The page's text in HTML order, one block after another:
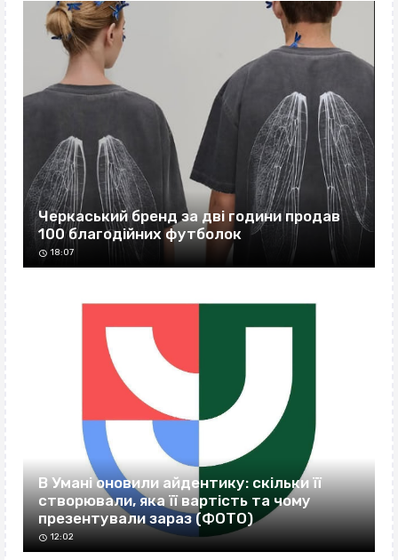
Черкаський бренд за дві години продав
100 благодійних футболок
18:07
В Умані оновили айдентику: скільки її
створювали, яка її вартість та чому
презентували зараз (ФОТО)
12:02